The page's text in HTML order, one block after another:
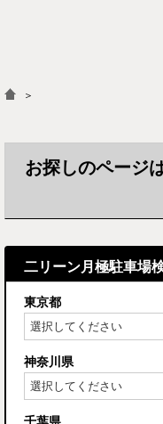
＞
お探しのページ
二リーン月極駐車場
東京都
神奈川県
千葉県